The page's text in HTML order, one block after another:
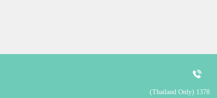
1378 (Thailand Only)